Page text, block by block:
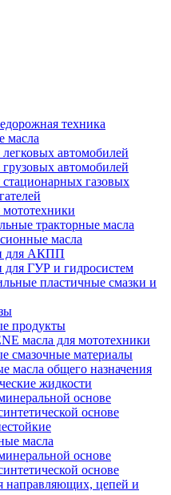
техника
масла
легковых автомобилей
грузовых автомобилей
стационарных газовых
мототехники
тракторные масла
масла
для АКПП
для ГУР и гидросистем
пластичные смазки и
продукты
масла для мототехники
смазочные материалы
масла общего назначения
жидкости
основе
основе
масла
основе
основе
направляющих, цепей и